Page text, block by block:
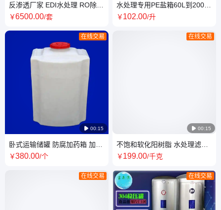
反渗透厂家 EDI水处理 RO除盐
水设备 净化水定制 多种型号 连
￥6500.00/套
 00:15
在线交易
卧式运输储罐 防腐加药箱 加厚
聚乙烯PE塑料加药立式方形水
￥380.00/个
在线交易
水处理专用PE盐箱60L到2000L
锅炉软化水设备配套溶盐箱盐
￥102.00/升
 00:15
在线交易
不饱和软化阳树脂 水处理滤料
厂家 批发零售锅炉软化钙镁离
￥199.00/千克
在线交易